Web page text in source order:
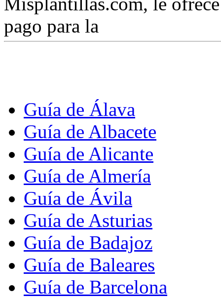
pago para la
Guía de Álava
Guía de Albacete
Guía de Alicante
Guía de Almería
Guía de Ávila
Guía de Asturias
Guía de Badajoz
Guía de Baleares
Guía de Barcelona